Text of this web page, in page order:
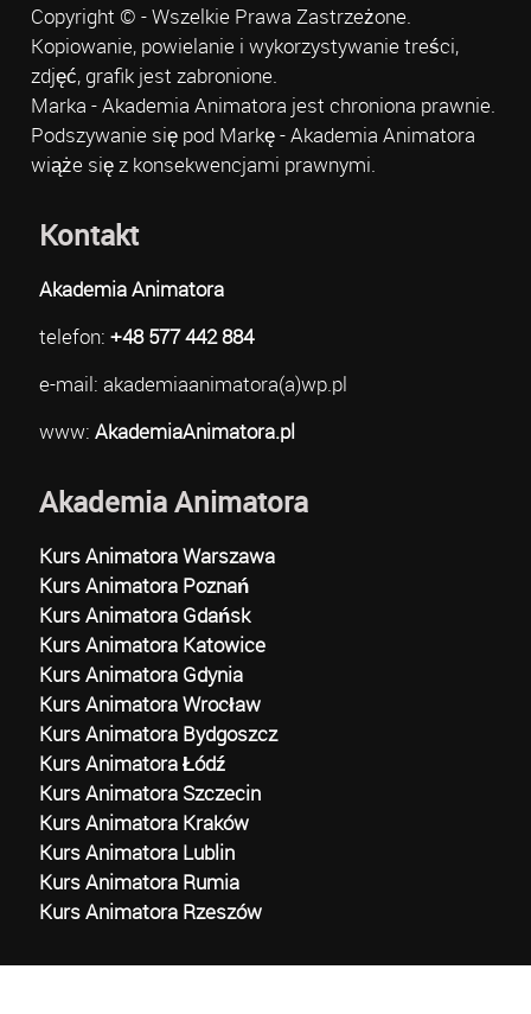
Copyright © - Wszelkie Prawa Zastrzeżone.
Kopiowanie, powielanie i wykorzystywanie treści,
zdjęć, grafik jest zabronione.
Marka - Akademia Animatora jest chroniona prawnie.
Podszywanie się pod Markę - Akademia Animatora
wiąże się z konsekwencjami prawnymi.
Kontakt
Akademia Animatora
telefon: +48 577 442 884
e-mail: akademiaanimatora(a)wp.pl
www: AkademiaAnimatora.pl
Akademia Animatora
Kurs Animatora Warszawa
Kurs Animatora Poznań
Kurs Animatora Gdańsk
Kurs Animatora Katowice
Kurs Animatora Gdynia
Kurs Animatora Wrocław
Kurs Animatora Bydgoszcz
Kurs Animatora Łódź
Kurs Animatora Szczecin
Kurs Animatora Kraków
Kurs Animatora Lublin
Kurs Animatora Rumia
Kurs Animatora Rzeszów